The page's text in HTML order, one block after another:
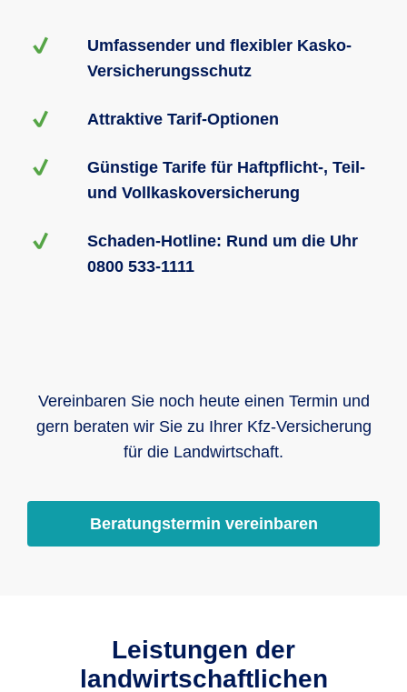
Umfassender und flexibler Kasko-
Versicherungsschutz
Attraktive Tarif-Optionen
Günstige Tarife für Haftpflicht-, Teil-
und Vollkaskoversicherung
Schaden-Hotline: Rund um die Uhr
0800 533-1111
Vereinbaren Sie noch heute einen Termin und
gern beraten wir Sie zu Ihrer Kfz-Versicherung
für die Landwirtschaft.
Beratungstermin vereinbaren
Leistungen der
landwirtschaftlichen